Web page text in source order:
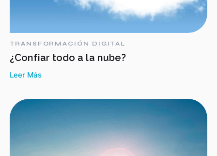
TRANSFORMACIÓN DIGITAL
¿Confiar todo a la nube?
Leer Más